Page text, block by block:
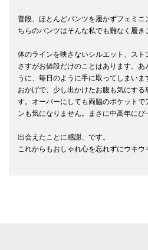
普段、ほとんどパンツを履かずフェミニ
ちらのパンツはそんな私でも難なく履き
体のラインを映さないシルエット、スト
さすがお値段だけのことはあります。
うに、毎日のように手に取ってしまい
おかげで、少し出かけたお腹も気にする
す。オーバーにしても両脇のポケットで
ンも気になりません。まさに中高年にぴ
出会えたことに感謝、です。
これからもおしゃれ心を忘れずにウキウ